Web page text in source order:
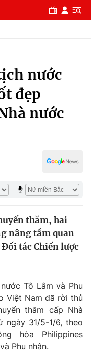
nước
đẹp
nước
thăm, hai
nâng tầm quan
tác Chiến lược
Tô Lâm và Phu
Việt Nam đã rời thủ
thăm cấp Nhà
ngày 31/5-1/6, theo
hòa Philippines
Phu nhân.